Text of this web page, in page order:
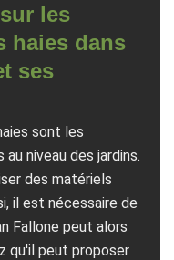
les
haies dans
ses
sont les
niveau des jardins.
des matériels
il est nécessaire de
Fallone peut alors
qu'il peut proposer